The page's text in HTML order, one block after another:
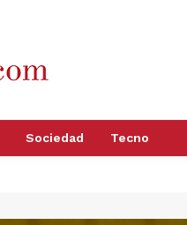
Sociedad Tecno